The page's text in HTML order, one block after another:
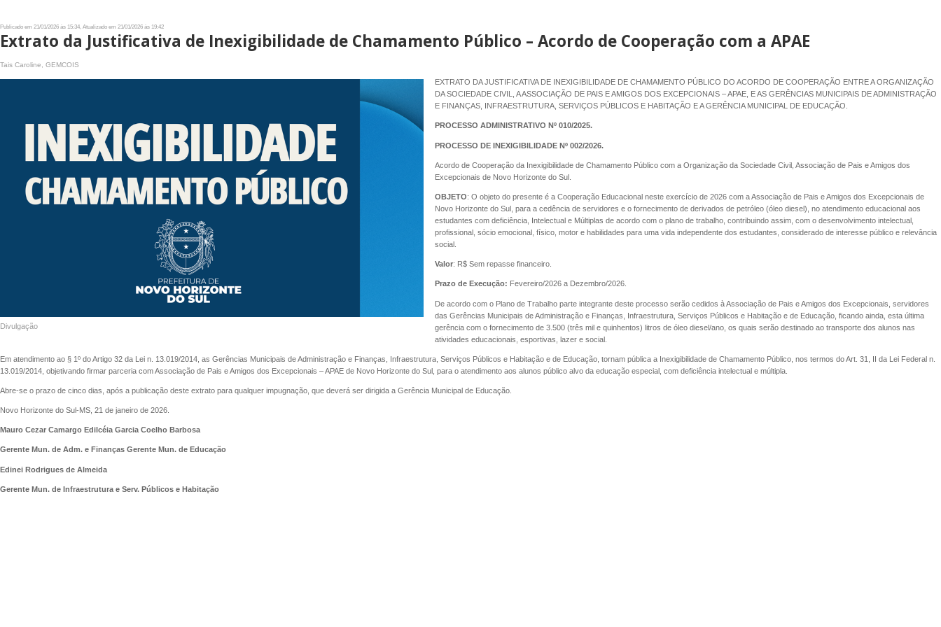
Publicado em 21/01/2026 às 15:34, Atualizado em 21/01/2026 às 19:42
Extrato da Justificativa de Inexigibilidade de Chamamento Público – Acordo de Cooperação com a APAE
Tais Caroline, GEMCOIS
Divulgação
EXTRATO DA JUSTIFICATIVA DE INEXIGIBILIDADE DE CHAMAMENTO PÚBLICO DO ACORDO DE COOPERAÇÃO ENTRE A ORGANIZAÇÃO
DA SOCIEDADE CIVIL, A ASSOCIAÇÃO DE PAIS E AMIGOS DOS EXCEPCIONAIS – APAE, E AS GERÊNCIAS MUNICIPAIS DE ADMINISTRAÇÃO
E FINANÇAS, INFRAESTRUTURA, SERVIÇOS PÚBLICOS E HABITAÇÃO E A GERÊNCIA MUNICIPAL DE EDUCAÇÃO.
PROCESSO ADMINISTRATIVO Nº 010/2025.
PROCESSO DE INEXIGIBILIDADE Nº 002/2026.
Acordo de Cooperação da Inexigibilidade de Chamamento Público com a Organização da Sociedade Civil, Associação de Pais e Amigos dos
Excepcionais de Novo Horizonte do Sul.
OBJETO: O objeto do presente é a Cooperação Educacional neste exercício de 2026 com a Associação de Pais e Amigos dos Excepcionais de
Novo Horizonte do Sul, para a cedência de servidores e o fornecimento de derivados de petróleo (óleo diesel), no atendimento educacional aos
estudantes com deficiência, Intelectual e Múltiplas de acordo com o plano de trabalho, contribuindo assim, com o desenvolvimento intelectual,
profissional, sócio emocional, físico, motor e habilidades para uma vida independente dos estudantes, considerado de interesse público e relevância
social.
Valor: R$ Sem repasse financeiro.
Prazo de Execução: Fevereiro/2026 a Dezembro/2026.
De acordo com o Plano de Trabalho parte integrante deste processo serão cedidos à Associação de Pais e Amigos dos Excepcionais, servidores
das Gerências Municipais de Administração e Finanças, Infraestrutura, Serviços Públicos e Habitação e de Educação, ficando ainda, esta última
gerência com o fornecimento de 3.500 (três mil e quinhentos) litros de óleo diesel/ano, os quais serão destinado ao transporte dos alunos nas
atividades educacionais, esportivas, lazer e social.
Em atendimento ao § 1º do Artigo 32 da Lei n. 13.019/2014, as Gerências Municipais de Administração e Finanças, Infraestrutura, Serviços Públicos e Habitação e de Educação, tornam pública a Inexigibilidade de Chamamento Público, nos termos do Art. 31, II da Lei Federal n.
13.019/2014, objetivando firmar parceria com Associação de Pais e Amigos dos Excepcionais – APAE de Novo Horizonte do Sul, para o atendimento aos alunos público alvo da educação especial, com deficiência intelectual e múltipla.
Abre-se o prazo de cinco dias, após a publicação deste extrato para qualquer impugnação, que deverá ser dirigida a Gerência Municipal de Educação.
Novo Horizonte do Sul-MS, 21 de janeiro de 2026.
Mauro Cezar Camargo Edilcéia Garcia Coelho Barbosa
Gerente Mun. de Adm. e Finanças Gerente Mun. de Educação
Edinei Rodrigues de Almeida
Gerente Mun. de Infraestrutura e Serv. Públicos e Habitação